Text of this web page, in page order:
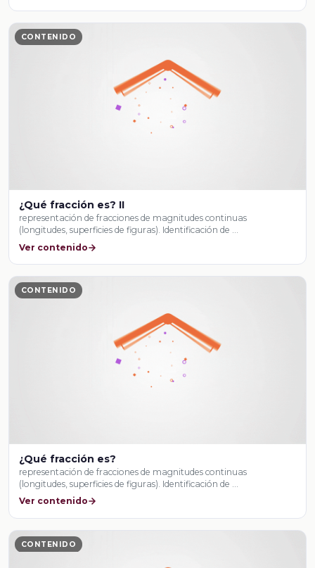
CONTENIDO
¿Qué fracción es? II
representación de fracciones de magnitudes continuas
(longitudes, superficies de figuras). Identificación de …
Ver contenido
CONTENIDO
¿Qué fracción es?
representación de fracciones de magnitudes continuas
(longitudes, superficies de figuras). Identificación de …
Ver contenido
CONTENIDO